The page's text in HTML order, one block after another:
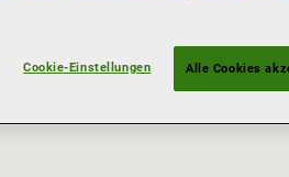
Cookie-Einstellungen Alle Cookies